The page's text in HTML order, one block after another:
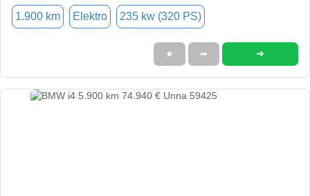
1.900 km Elektro 235 kw (320 PS)
★ ➦ ➜